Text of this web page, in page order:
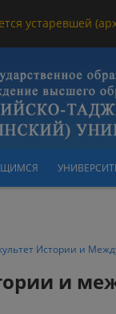
устаревшей
Истории и
и